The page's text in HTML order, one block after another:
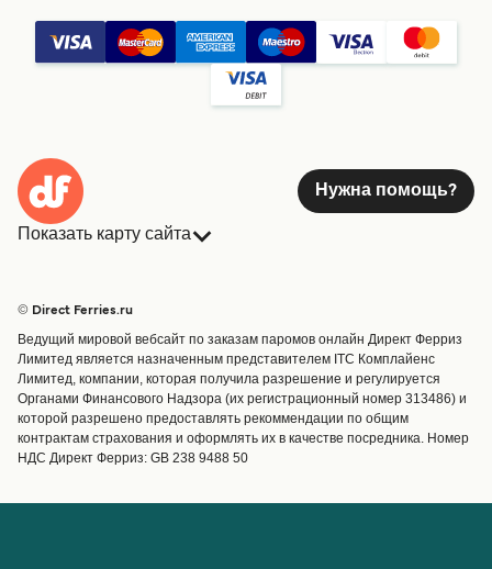
Нужна помощь?
Показать карту сайта
Страны
Обслуживание клиентов
Операторы
Маршруты и порты
Special Offers
Предлагает
Паромные билеты
Грузоперевозки
© Direct Ferries.ru
Ведущий мировой вебсайт по заказам паромов онлайн Директ Ферриз
Лимитед является назначенным представителем ITC Комплайенс
Лимитед, компании, которая получила разрешение и регулируется
Органами Финансового Надзора (их регистрационный номер 313486) и
которой разрешено предоставлять рекоммендации по общим
контрактам страхования и оформлять их в качестве посредника. Номер
НДС Директ Ферриз: GB 238 9488 50